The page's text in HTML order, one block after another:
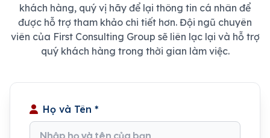
khách hàng, quý vị hãy để lại thông tin cá nhân để
được hỗ trợ tham khảo chi tiết hơn. Đội ngũ chuyên
viên của First Consulting Group sẽ liên lạc lại và hỗ trợ
quý khách hàng trong thời gian làm việc.
Họ và Tên *